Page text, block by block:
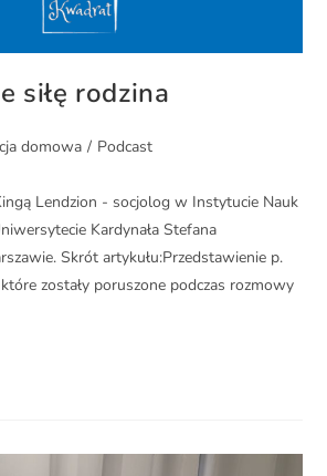
siłę rodzina
domowa / Podcast
Lendzion - socjolog w Instytucie Nauk
Kardynała Stefana
Skrót artykułu:Przedstawienie p.
zostały poruszone podczas rozmowy